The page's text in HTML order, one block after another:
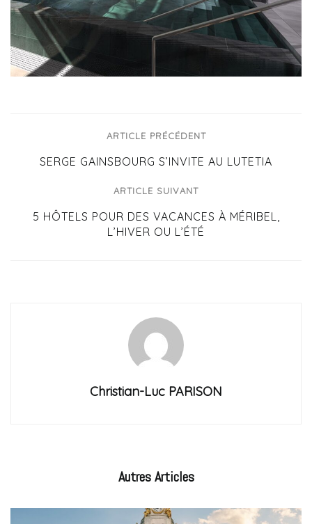
ARTICLE PRÉCÉDENT
SERGE GAINSBOURG S’INVITE AU LUTETIA
ARTICLE SUIVANT
5 HÔTELS POUR DES VACANCES À MÉRIBEL,
L’HIVER OU L’ÉTÉ
Christian-Luc PARISON
AutresArticles